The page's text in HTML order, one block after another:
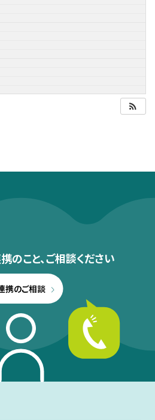
のこと、ご相談ください
携のご相談